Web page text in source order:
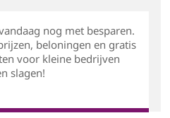
nog met besparen.
beloningen en gratis
voor kleine bedrijven
slagen!